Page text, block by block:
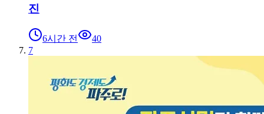
진
6시간 전
40
7